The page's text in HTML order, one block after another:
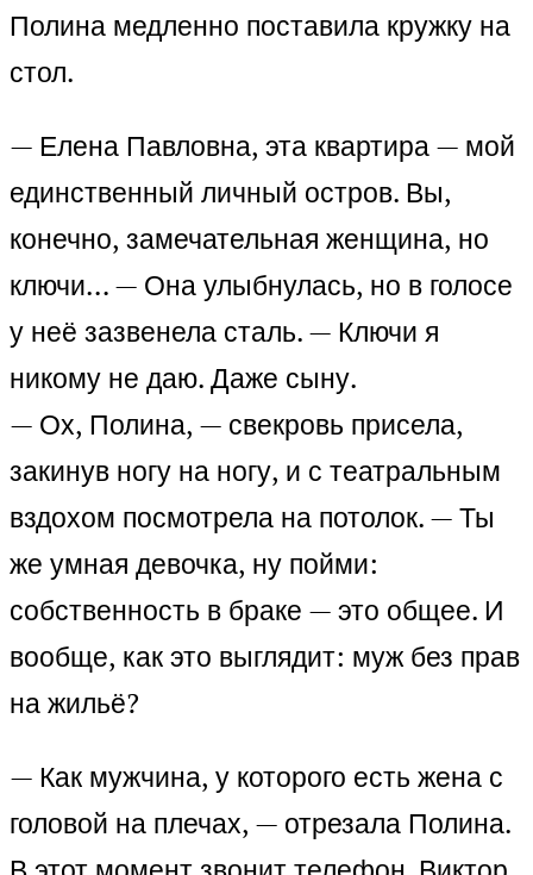
Полина медленно поставила кружку на
стол.
— Елена Павловна, эта квартира — мой
единственный личный остров. Вы,
конечно, замечательная женщина, но
ключи… — Она улыбнулась, но в голосе
у неё зазвенела сталь. — Ключи я
никому не даю. Даже сыну.
— Ох, Полина, — свекровь присела,
закинув ногу на ногу, и с театральным
вздохом посмотрела на потолок. — Ты
же умная девочка, ну пойми:
собственность в браке — это общее. И
вообще, как это выглядит: муж без прав
на жильё?
— Как мужчина, у которого есть жена с
головой на плечах, — отрезала Полина.